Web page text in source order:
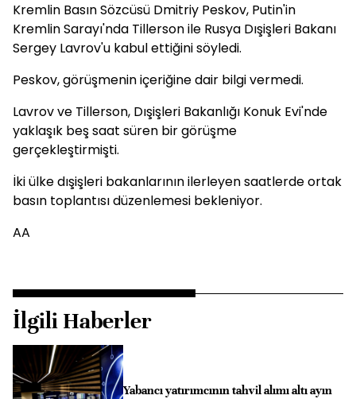
Kremlin Basın Sözcüsü Dmitriy Peskov, Putin'in
Kremlin Sarayı'nda Tillerson ile Rusya Dışişleri Bakanı
Sergey Lavrov'u kabul ettiğini söyledi.
Peskov, görüşmenin içeriğine dair bilgi vermedi.
Lavrov ve Tillerson, Dışişleri Bakanlığı Konuk Evi'nde
yaklaşık beş saat süren bir görüşme
gerçekleştirmişti.
İki ülke dışişleri bakanlarının ilerleyen saatlerde ortak
basın toplantısı düzenlemesi bekleniyor.
AA
İlgili Haberler
Yabancı yatırımcının tahvil alımı altı ayın